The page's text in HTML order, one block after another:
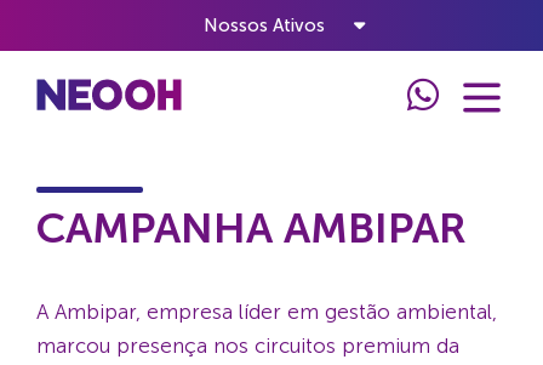
Nossos Ativos
CAMPANHA AMBIPAR
A Ambipar, empresa líder em gestão ambiental,
marcou presença nos circuitos premium da